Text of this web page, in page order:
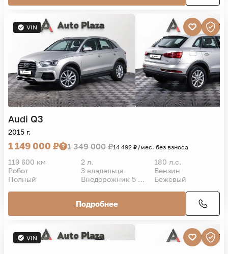
VIN
Audi Q3
2015 г.
1 149 000 ₽ 1 349 000 ₽14 492 ₽/мес. без взноса
119 600 км 2 л.
180 л.с.
Робот
3 владельца
Бензин
Полный
Внедорожник 5 дв. Бежевый
Подробнее
VIN